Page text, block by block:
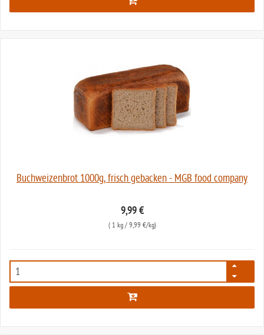
Buchweizenbrot 1000g, frisch gebacken - MGB food company
9,99 €
( 1 kg/ 9,99 €/kg)
2181